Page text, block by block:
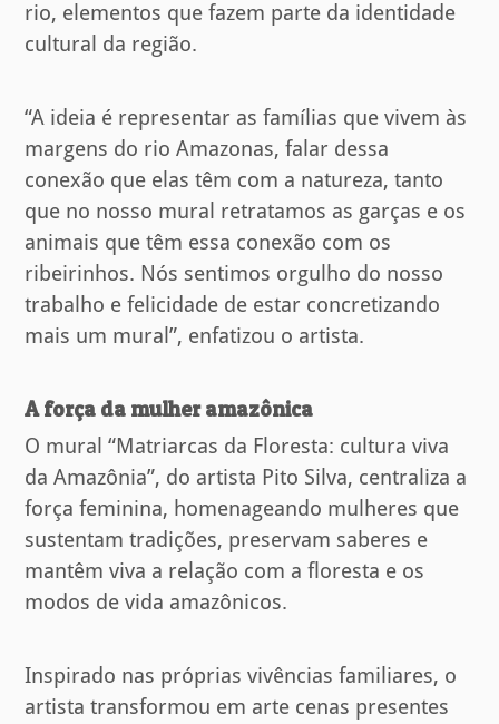
rio, elementos que fazem parte da identidade
cultural da região.
“A ideia é representar as famílias que vivem às
margens do rio Amazonas, falar dessa
conexão que elas têm com a natureza, tanto
que no nosso mural retratamos as garças e os
animais que têm essa conexão com os
ribeirinhos. Nós sentimos orgulho do nosso
trabalho e felicidade de estar concretizando
mais um mural”, enfatizou o artista.
A força da mulher amazônica
O mural “Matriarcas da Floresta: cultura viva
da Amazônia”, do artista Pito Silva, centraliza a
força feminina, homenageando mulheres que
sustentam tradições, preservam saberes e
mantêm viva a relação com a floresta e os
modos de vida amazônicos.
Inspirado nas próprias vivências familiares, o
artista transformou em arte cenas presentes